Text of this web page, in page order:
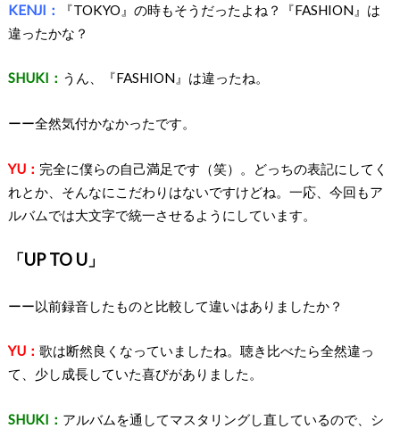
KENJI：
『TOKYO』の時もそうだったよね？『FASHION』は
違ったかな？
SHUKI： うん、『FASHION』は違ったね。
ーー全然気付かなかったです。
YU： 完全に僕らの自己満足です（笑）。どっちの表記にしてく
れとか、そんなにこだわりはないですけどね。一応、今回もア
ルバムでは大文字で統一させるようにしています。
「UP TO U」
ーー以前録音したものと比較して違いはありましたか？
YU： 歌は断然良くなっていましたね。聴き比べたら全然違っ
て、少し成長していた喜びがありました。
SHUKI： アルバムを通してマスタリングし直しているので、シ